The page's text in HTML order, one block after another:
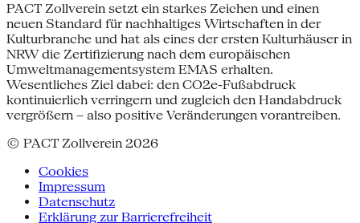
PACT Zollverein setzt ein starkes Zeichen und einen
neuen Standard für nachhaltiges Wirtschaften in der
Kulturbranche und hat als eines der ersten Kulturhäuser in
NRW die Zertifizierung nach dem europäischen
Umweltmanagementsystem EMAS erhalten.
Wesentliches Ziel dabei: den CO2e-Fußabdruck
kontinuierlich verringern und zugleich den Handabdruck
vergrößern – also positive Veränderungen vorantreiben.
© PACT Zollverein 2026
Cookies
Impressum
Datenschutz
Erklärung zur Barrierefreiheit